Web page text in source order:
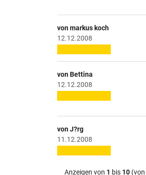
von markus koch
12.12.2008
von Bettina
12.12.2008
von J?rg
11.12.2008
Anzeigen von 1 bis 10 (von